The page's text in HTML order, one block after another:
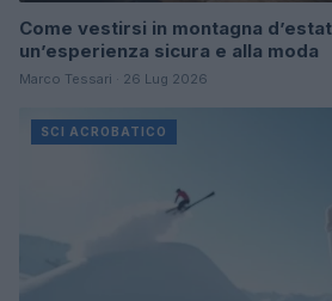
Come vestirsi in montagna
un’esperienza sicura e alla moda
Marco Tessari · 26 Lug 2026
SCI ACROBATICO